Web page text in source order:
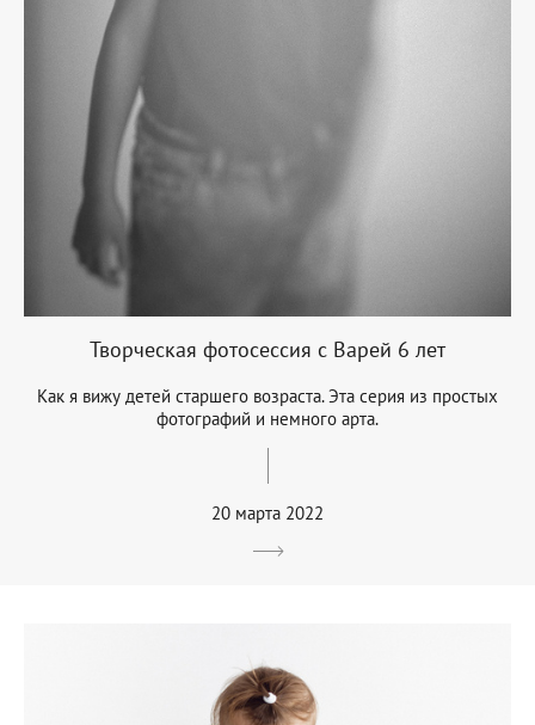
Творческая фотосессия с Варей 6 лет
Как я вижу детей старшего возраста. Эта серия из простых
фотографий и немного арта.
20 марта 2022